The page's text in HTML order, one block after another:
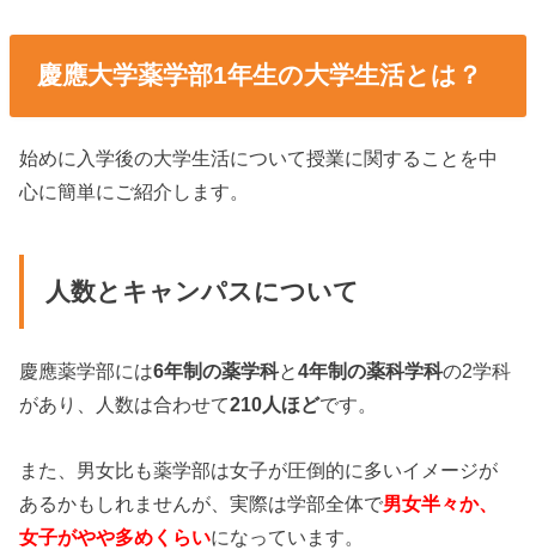
慶應大学薬学部1年生の大学生活とは？
始めに入学後の大学生活について授業に関することを中
心に簡単にご紹介します。
人数とキャンパスについて
慶應薬学部には6年制の薬学科と4年制の薬科学科の2学科
があり、人数は合わせて210人ほどです。
また、男女比も薬学部は女子が圧倒的に多いイメージが
あるかもしれませんが、実際は学部全体で男女半々か、
女子がやや多めくらいになっています。